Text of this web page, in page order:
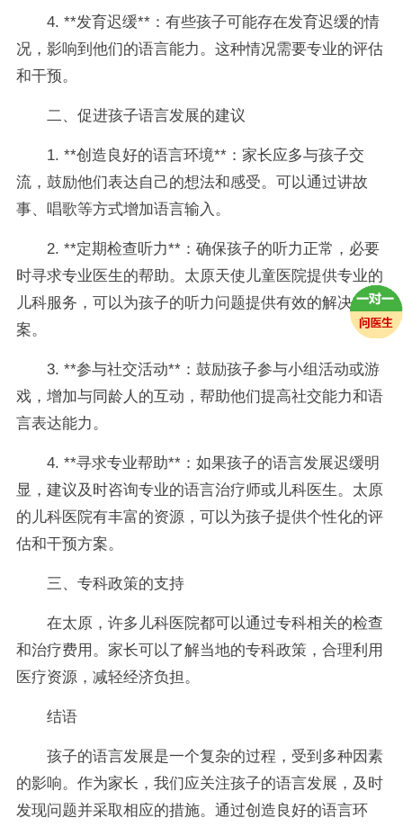
4. **发育迟缓**：有些孩子可能存在发育迟缓的情
况，影响到他们的语言能力。这种情况需要专业的评估
和干预。
二、促进孩子语言发展的建议
1. **创造良好的语言环境**：家长应多与孩子交
流，鼓励他们表达自己的想法和感受。可以通过讲故
事、唱歌等方式增加语言输入。
2. **定期检查听力**：确保孩子的听力正常，必要
时寻求专业医生的帮助。太原天使儿童医院提供专业的
儿科服务，可以为孩子的听力问题提供有效的解决方
案。
3. **参与社交活动**：鼓励孩子参与小组活动或游
戏，增加与同龄人的互动，帮助他们提高社交能力和语
言表达能力。
4. **寻求专业帮助**：如果孩子的语言发展迟缓明
显，建议及时咨询专业的语言治疗师或儿科医生。太原
的儿科医院有丰富的资源，可以为孩子提供个性化的评
估和干预方案。
三、专科政策的支持
在太原，许多儿科医院都可以通过专科相关的检查
和治疗费用。家长可以了解当地的专科政策，合理利用
医疗资源，减轻经济负担。
结语
孩子的语言发展是一个复杂的过程，受到多种因素
的影响。作为家长，我们应关注孩子的语言发展，及时
发现问题并采取相应的措施。通过创造良好的语言环